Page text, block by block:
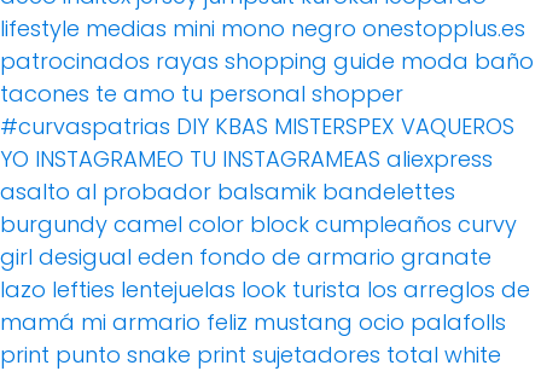
lifestyle medias mini mono negro onestopplus.es
patrocinados rayas shopping guide moda baño
tacones te amo tu personal shopper
#curvaspatrias DIY KBAS MISTERSPEX VAQUEROS
YO INSTAGRAMEO TU INSTAGRAMEAS aliexpress
asalto al probador balsamik bandelettes
burgundy camel color block cumpleaños curvy
girl desigual eden fondo de armario granate
lazo lefties lentejuelas look turista los arreglos de
mamá mi armario feliz mustang ocio palafolls
print punto snake print sujetadores total white